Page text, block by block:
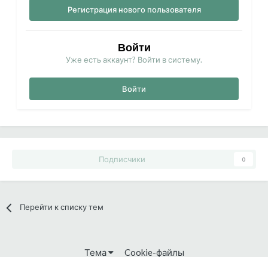
Регистрация нового пользователя
Войти
Уже есть аккаунт? Войти в систему.
Войти
Подписчики 0
Перейти к списку тем
Тема Cookie-файлы